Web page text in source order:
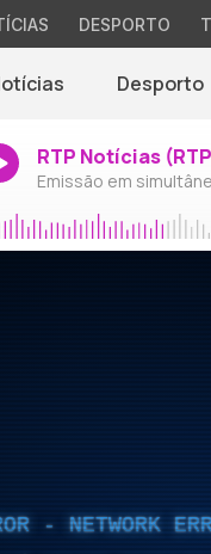
DESPORTO
Desporto
RTP Notícias
Emissão em
- NETWORK